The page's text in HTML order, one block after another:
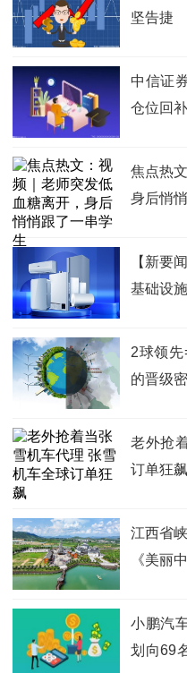
坚告捷
中信证
仓位回
焦点热
身后悄
【新要
基础设
2球领
的晋级
老外抢
订单狂飙
江西省
《美丽
小鹏汽
划向69